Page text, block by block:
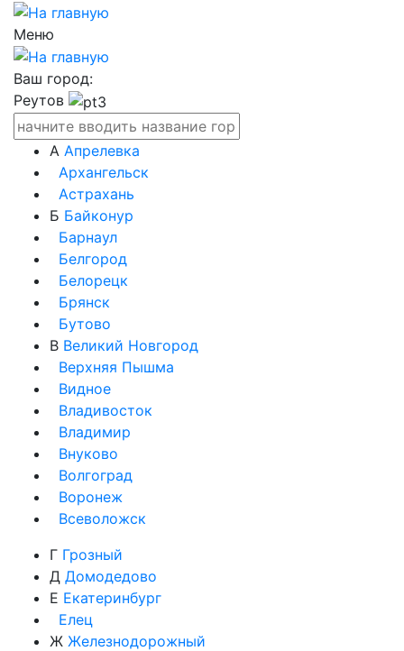
Меню
Ваш город:
Реутов
А Апрелевка
Архангельск
Астрахань
Б Байконур
Барнаул
Белгород
Белорецк
Брянск
Бутово
В Великий Новгород
Верхняя Пышма
Видное
Владивосток
Владимир
Внуково
Волгоград
Воронеж
Всеволожск
Г Грозный
Д Домодедово
Е Екатеринбург
Елец
Ж Железнодорожный